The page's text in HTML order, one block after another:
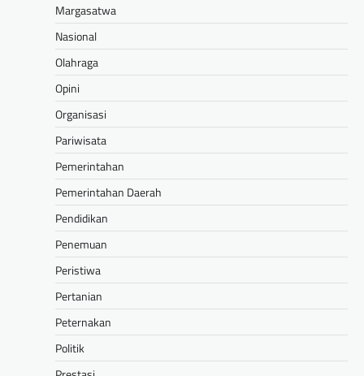
Margasatwa
Nasional
Olahraga
Opini
Organisasi
Pariwisata
Pemerintahan
Pemerintahan Daerah
Pendidikan
Penemuan
Peristiwa
Pertanian
Peternakan
Politik